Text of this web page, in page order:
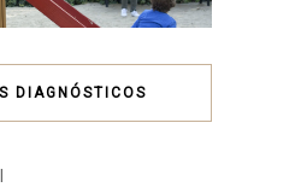
DIAGNÓSTICOS